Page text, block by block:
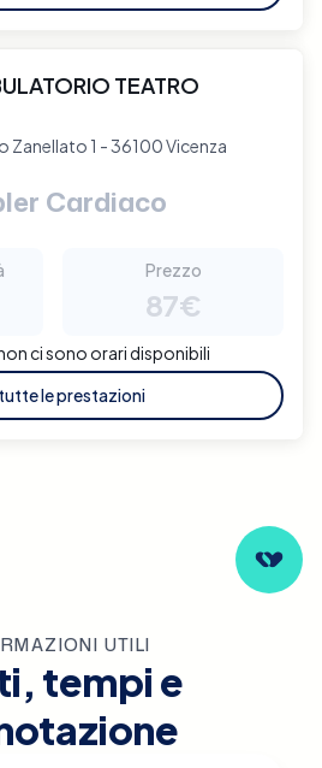
TEATRO
Zanellato 1 - 36100 Vicenza
Cardiaco
Prezzo
87€
ci sono orari disponibili
le prestazioni
UTILI
tempi e